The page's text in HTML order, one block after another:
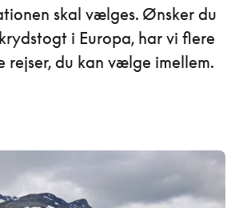
skal vælges. Ønsker du
i Europa, har vi flere
rejser, du kan vælge imellem.